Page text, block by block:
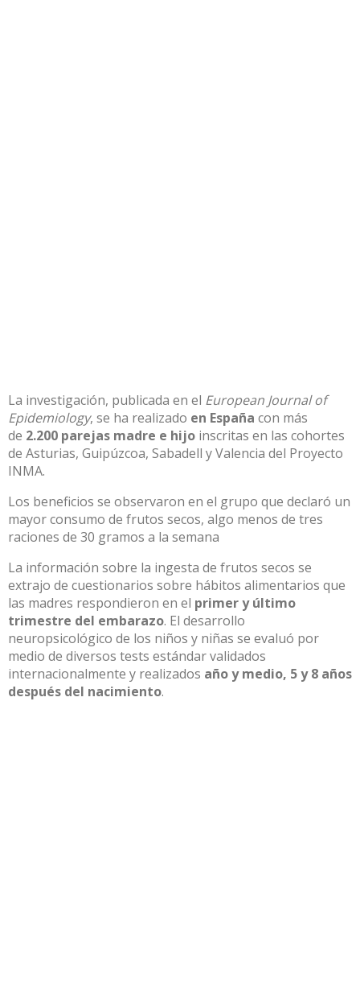
La investigación, publicada en el European Journal of
Epidemiology, se ha realizado en España con más
de 2.200 parejas madre e hijo inscritas en las cohortes
de Asturias, Guipúzcoa, Sabadell y Valencia del Proyecto
INMA.
Los beneficios se observaron en el grupo que declaró un
mayor consumo de frutos secos, algo menos de tres
raciones de 30 gramos a la semana
La información sobre la ingesta de frutos secos se
extrajo de cuestionarios sobre hábitos alimentarios que
las madres respondieron en el primer y último
trimestre del embarazo. El desarrollo
neuropsicológico de los niños y niñas se evaluó por
medio de diversos tests estándar validados
internacionalmente y realizados año y medio, 5 y 8 años
después del nacimiento.